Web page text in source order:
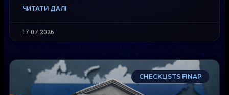
ЧИТАТИ ДАЛІ
17.07.2026
CHECKLISTS FINAP